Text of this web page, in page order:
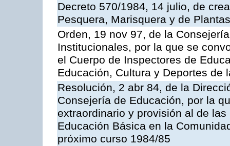
Decreto 570/1984, 14 julio, de
Pesquera, Marisquera y de
Orden, 19 nov 97, de la
Institucionales, por la que se
el Cuerpo de Inspectores de
Educación, Cultura y Deportes de
Resolución, 2 abr 84, de la
Consejería de Educación, por la
extraordinario y provisión al de
Educación Básica en la
próximo curso 1984/85